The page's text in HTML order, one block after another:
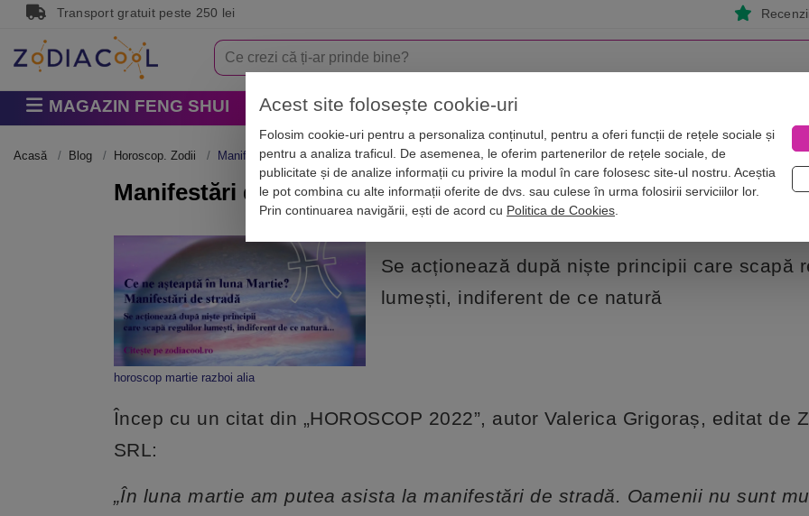
Transport gratuit peste 250 lei
MAGAZIN FENG SHUI Horoscop Zodii Astrologie Numerologie
Acasă Blog Horoscop. Zodii Manifestări de stradă
Manifestări de stradă
horoscop martie razboi alia
Se acționează după niște principii care scapă
lumești, indiferent de ce natură
Încep cu un citat din „HOROSCOP 2022”, autor Valerica Grigoraș, editat de
SRL:
„În luna martie am putea asista la manifestări de stradă. Oamenii nu sunt
Acest site folosește cookie-uri
Folosim cookie-uri pentru a personaliza conținutul, pentru a oferi funcții de rețele sociale și
pentru a analiza traficul. De asemenea, le oferim partenerilor de rețele sociale, de
publicitate și de analize informații cu privire la modul în care folosesc site-ul nostru. Aceștia
le pot combina cu alte informații oferite de dvs. sau culese în urma folosirii serviciilor lor.
Prin continuarea navigării, ești de acord cu Politica de Cookies.